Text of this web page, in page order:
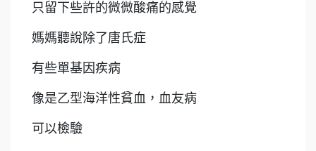
只留下些許的微微酸痛的感覺
媽媽聽說除了唐氏症
有些單基因疾病
像是乙型海洋性貧血，血友病
可以檢驗